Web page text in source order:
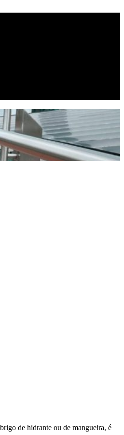
de hidrante ou de mangueira, é